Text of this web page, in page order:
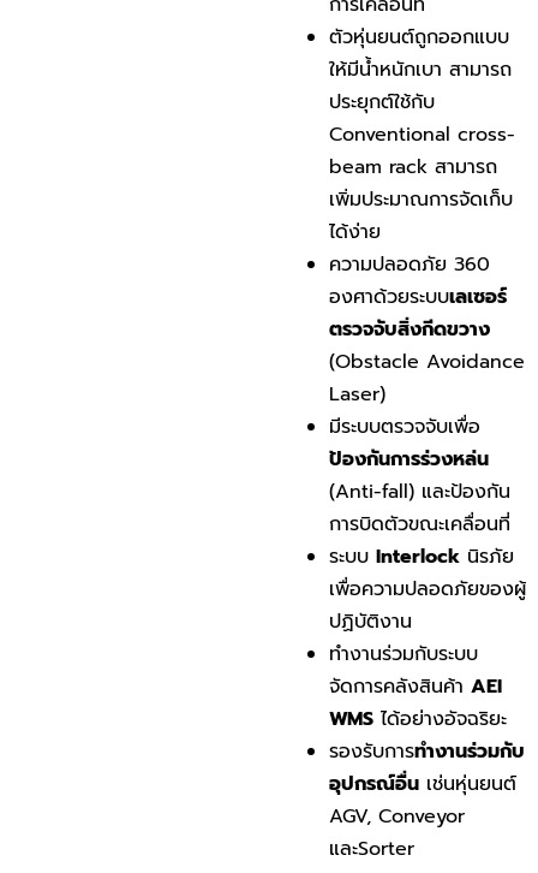
ตัวหุ่นยนต์ถูกออกแบบ
ให้มีน้ำหนักเบา สามารถ
ประยุกต์ใช้กับ
Conventional cross-
beam rack สามารถ
เพิ่มประมาณการจัดเก็บ
ได้ง่าย
ความปลอดภัย 360
องศาด้วยระบบเลเซอร์
ตรวจจับสิ่งกีดขวาง
(Obstacle Avoidance
Laser)
มีระบบตรวจจับเพื่อ
ป้องกันการร่วงหล่น
(Anti-fall) และป้องกัน
การบิดตัวขณะเคลื่อนที่
ระบบ Interlock นิรภัย
เพื่อความปลอดภัยของผู้
ปฏิบัติงาน
ทำงานร่วมกับระบบ
จัดการคลังสินค้า AEI
WMS ได้อย่างอัจฉริยะ
รองรับการทำงานร่วมกับ
อุปกรณ์อื่น เช่นหุ่นยนต์
AGV, Conveyor
และSorter